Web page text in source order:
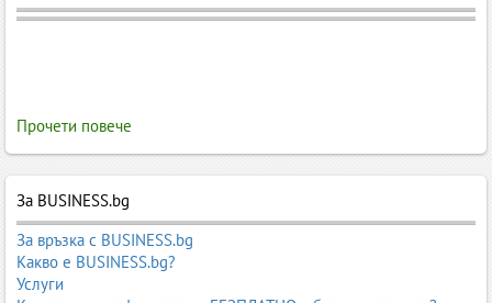
Прочети повече
За BUSINESS.bg
За връзка с BUSINESS.bg
Какво е BUSINESS.bg?
Услуги